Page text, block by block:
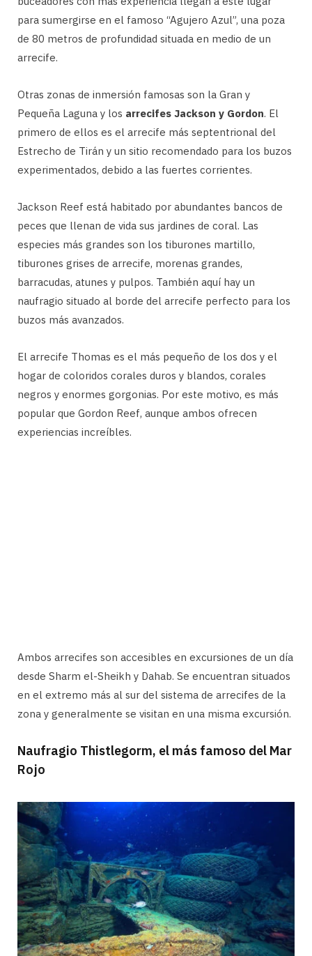
para sumergirse en el famoso “Agujero Azul”, una poza
de 80 metros de profundidad situada en medio de un
arrecife.
Otras zonas de inmersión famosas son la Gran y
Pequeña Laguna y los arrecifes Jackson y Gordon. El
primero de ellos es el arrecife más septentrional del
Estrecho de Tirán y un sitio recomendado para los buzos
experimentados, debido a las fuertes corrientes.
Jackson Reef está habitado por abundantes bancos de
peces que llenan de vida sus jardines de coral. Las
especies más grandes son los tiburones martillo,
tiburones grises de arrecife, morenas grandes,
barracudas, atunes y pulpos. También aquí hay un
naufragio situado al borde del arrecife perfecto para los
buzos más avanzados.
El arrecife Thomas es el más pequeño de los dos y el
hogar de coloridos corales duros y blandos, corales
negros y enormes gorgonias. Por este motivo, es más
popular que Gordon Reef, aunque ambos ofrecen
experiencias increíbles.
Ambos arrecifes son accesibles en excursiones de un día
desde Sharm el-Sheikh y Dahab. Se encuentran situados
en el extremo más al sur del sistema de arrecifes de la
zona y generalmente se visitan en una misma excursión.
Naufragio Thistlegorm, el más famoso del Mar
Rojo